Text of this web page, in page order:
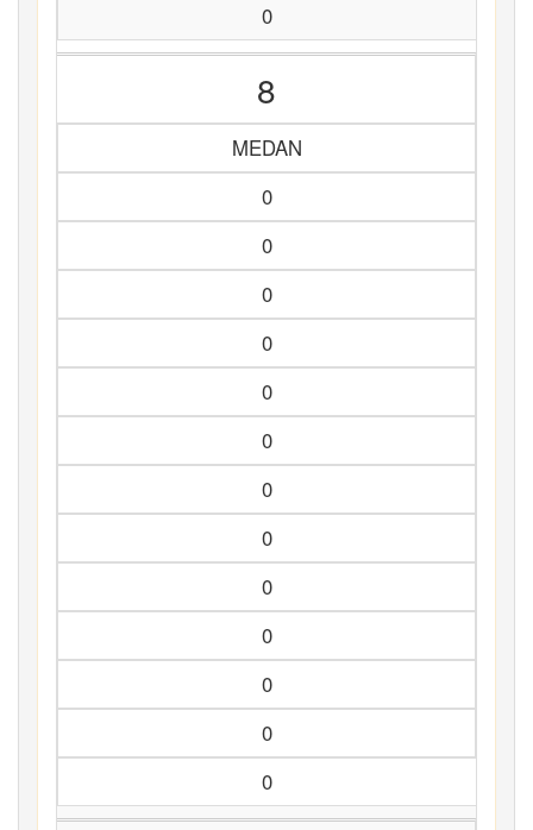
0
8
MEDAN
0
0
0
0
0
0
0
0
0
0
0
0
0